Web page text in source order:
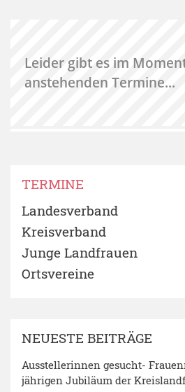
Leider gibt es im
anstehenden Termine...
TERMINE
Landesverband
Kreisverband
Junge Landfrauen
Ortsvereine
NEUESTE BEITRÄGE
Ausstellerinnen gesucht-
jährigen Jubiläum der